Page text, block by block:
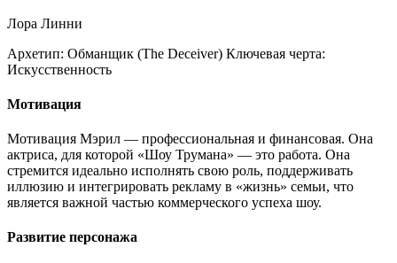
Лора Линни
Архетип: Обманщик (The Deceiver) Ключевая черта:
Искусственность
Мотивация
Мотивация Мэрил — профессиональная и финансовая. Она
актриса, для которой «Шоу Трумана» — это работа. Она
стремится идеально исполнять свою роль, поддерживать
иллюзию и интегрировать рекламу в «жизнь» семьи, что
является важной частью коммерческого успеха шоу.
Развитие персонажа